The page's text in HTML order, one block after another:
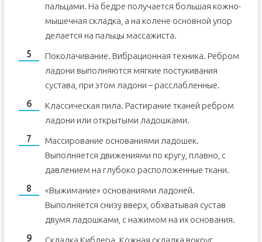
пальцами. На бедре получается большая кожно-
мышечная складка, а на колене основной упор
делается на пальцы массажиста.
Поколачивание. Вибрационная техника. Ребром
ладони выполняются мягкие постукивания
сустава, при этом ладони – расслабленные.
Классическая пила. Растирание тканей ребром
ладони или открытыми ладошками.
Массирование основаниями ладошек.
Выполняется движениями по кругу, плавно, с
давлением на глубоко расположенные ткани.
«Выжимание» основаниями ладоней.
Выполняется снизу вверх, обхватывая сустав
двумя ладошками, с нажимом на их основания.
Складка Киблера. Кожная складка вокруг